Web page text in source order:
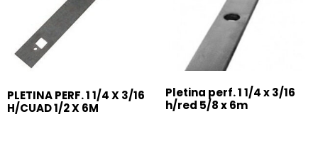
PLETINA PERF. 1 1/4 X 3/16
H/CUAD 1/2 X 6M
Pletina perf. 1 1/4 x 3/16
h/red 5/8 x 6m